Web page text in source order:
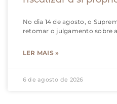
No dia 14 de agosto, o
retomar o julgamento sobre a
LER MAIS »
6 de agosto de 2026